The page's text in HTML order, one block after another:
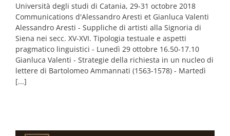
Università degli studi di Catania, 29-31 octobre 2018
Communications d'Alessandro Aresti et Gianluca Valenti
Alessandro Aresti - Suppliche di artisti alla Signoria di
Siena nei secc. XV-XVI. Tipologia testuale e aspetti
pragmatico linguistici - Lunedì 29 ottobre 16.50-17.10
Gianluca Valenti - Strategie della richiesta in un nucleo di
lettere di Bartolomeo Ammannati (1563-1578) - Martedì
[...]